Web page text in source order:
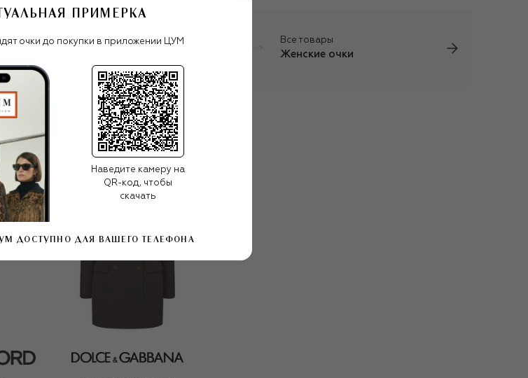
директора Tom Ford его сменил
— Хайдер Акерманн.
Все женские очки Все товары
Женские очки
С ЧЕМ НОСИТЬ
ПРИМЕРКА
очки до покупки в приложении ЦУМ
Наведите камеру на
QR-код, чтобы
скачать
ДОСТУПНО ДЛЯ ВАШЕГО ТЕЛЕФОНА